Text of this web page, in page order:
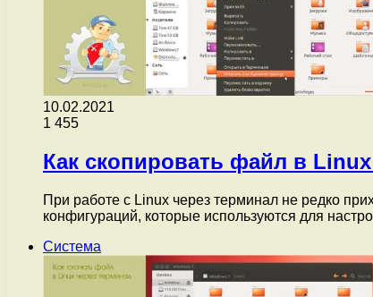
10.02.2021
1 455
Как скопировать файл в
При работе с Linux через терминал не редко
конфигураций, которые используются для
Система